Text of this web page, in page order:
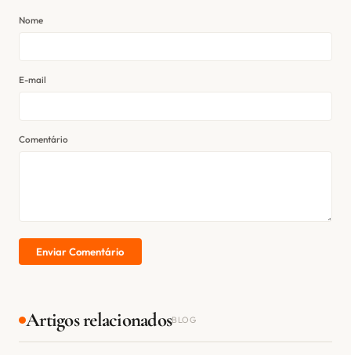
Nome
E-mail
Comentário
Enviar Comentário
Artigos relacionadosBLOG